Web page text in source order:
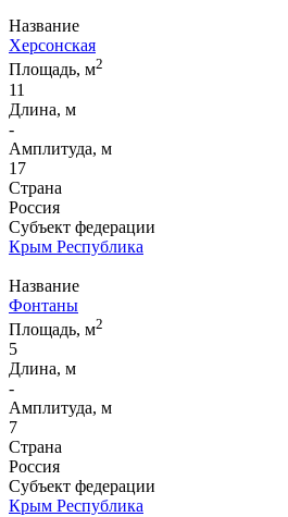
Название
Херсонская
Площадь, м2
11
Длина, м
-
Амплитуда, м
17
Страна
Россия
Субъект федерации
Крым Республика
Название
Фонтаны
Площадь, м2
5
Длина, м
-
Амплитуда, м
7
Страна
Россия
Субъект федерации
Крым Республика